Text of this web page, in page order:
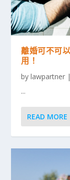
離婚可不可
用！
bylawpartner |
...
READ MORE